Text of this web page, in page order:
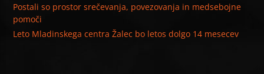
Postali so prostor srečevanja, povezovanja in medsebojne
pomoči
Leto Mladinskega centra Žalec bo letos dolgo 14 mesecev